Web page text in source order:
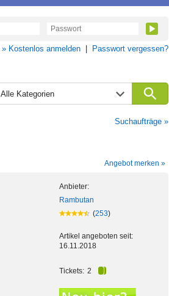
» Kostenlos anmelden Passwort vergessen?
Alle Kategorien
Suchaufträge »
Angebot merken »
Anbieter:
Rambutan
(253)
Artikel angeboten seit:
16.11.2018
Tickets: 2